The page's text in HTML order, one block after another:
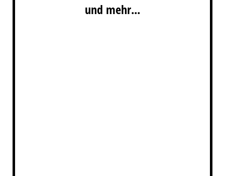
und mehr...